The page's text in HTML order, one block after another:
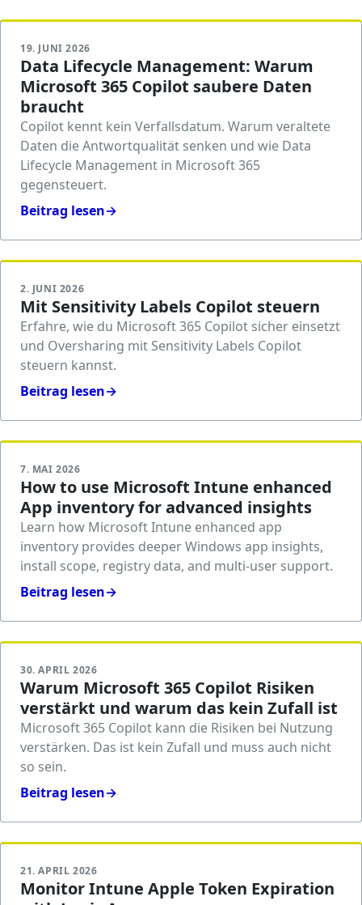
19. JUNI 2026
Data Lifecycle Management: Warum
Microsoft 365 Copilot saubere Daten
braucht
Copilot kennt kein Verfallsdatum. Warum veraltete
Daten die Antwortqualität senken und wie Data
Lifecycle Management in Microsoft 365
gegensteuert.
Beitrag lesen→
2. JUNI 2026
Mit Sensitivity Labels Copilot steuern
Erfahre, wie du Microsoft 365 Copilot sicher einsetzt
und Oversharing mit Sensitivity Labels Copilot
steuern kannst.
Beitrag lesen→
7. MAI 2026
How to use Microsoft Intune enhanced
App inventory for advanced insights
Learn how Microsoft Intune enhanced app
inventory provides deeper Windows app insights,
install scope, registry data, and multi-user support.
Beitrag lesen→
30. APRIL 2026
Warum Microsoft 365 Copilot Risiken
verstärkt und warum das kein Zufall ist
Microsoft 365 Copilot kann die Risiken bei Nutzung
verstärken. Das ist kein Zufall und muss auch nicht
so sein.
Beitrag lesen→
21. APRIL 2026
Monitor Intune Apple Token Expiration